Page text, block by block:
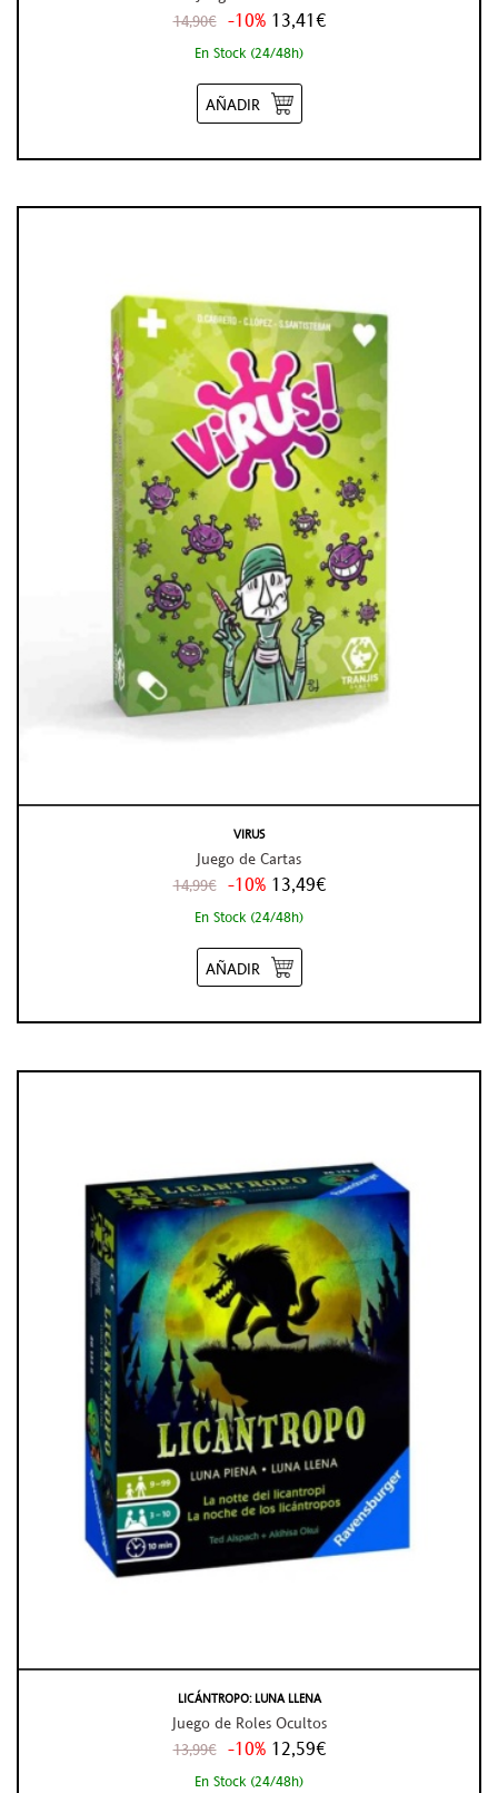
14,90€ -10% 13,41€
En Stock (24/48h)
AÑADIR
VIRUS
Juego de Cartas
14,99€ -10% 13,49€
En Stock (24/48h)
AÑADIR
LICÁNTROPO: LUNA LLENA
Juego de Roles Ocultos
13,99€ -10% 12,59€
En Stock (24/48h)